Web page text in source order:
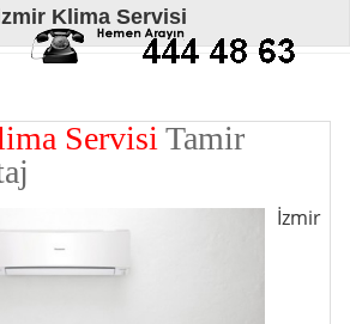
Klima Servisi
ServisiTamir
İzmir